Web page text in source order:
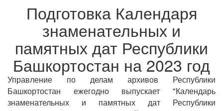
Подготовка Календаря
знаменательных и
памятных дат Республики
Башкортостан на 2023 год
Управление по делам архивов Республики
Башкортостан ежегодно выпускает "Календарь
знаменательных и памятных дат Республики